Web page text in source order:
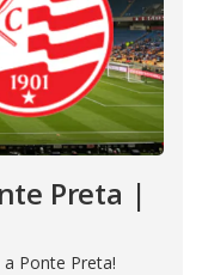
Preta |
Ponte Preta!